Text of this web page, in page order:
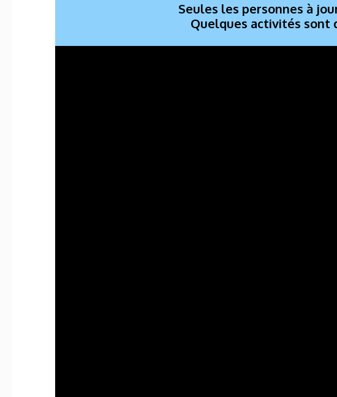
Seules les personnes à
Quelques activités sont